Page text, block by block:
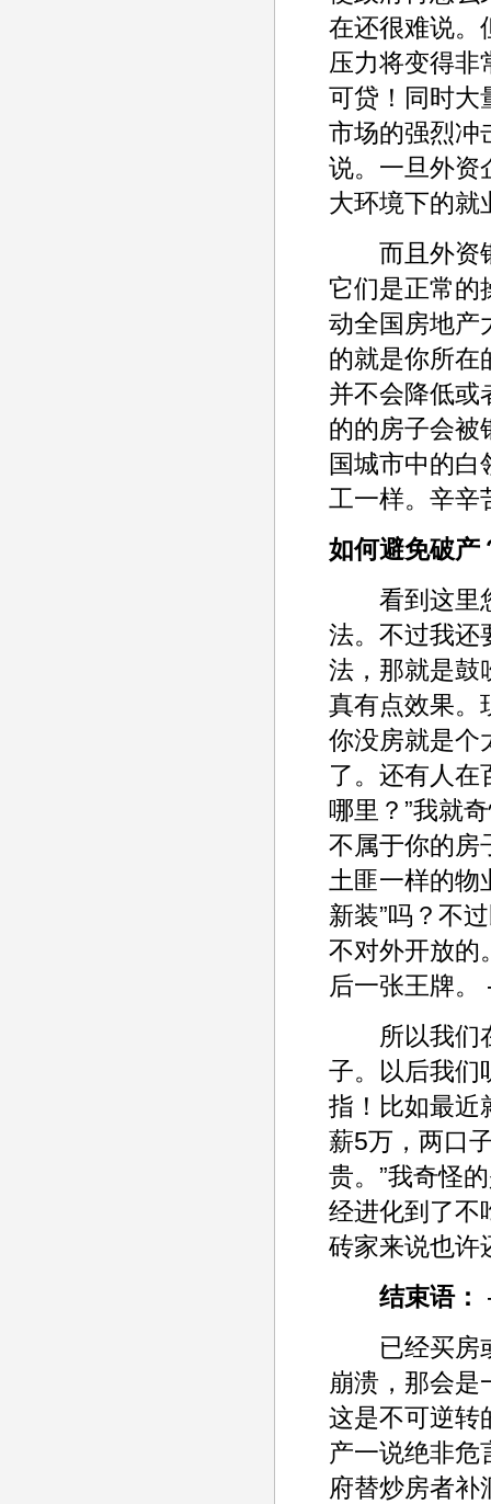
在还很难说。
压力将变得非
可贷！同时大
市场的强烈冲
说。一旦外资
大环境下的就
而且外资银
它们是正常的
动全国房地产
的就是你所在
并不会降低或
的的房子会被
国城市中的白
工一样。辛辛
如何避免破产
看到这里您
法。不过我还
法，那就是鼓
真有点效果。
你没房就是个
了。还有人在
哪里？”我就
不属于你的房
土匪一样的物
新装”吗？不
不对外开放的
后一张王牌。
所以我们在
子。以后我们
指！比如最近
薪5万，两口
贵。”我奇怪
经进化到了不
砖家来说也许
结束语：
已经买房或
崩溃，那会是
这是不可逆转
产一说绝非危
府替炒房者补